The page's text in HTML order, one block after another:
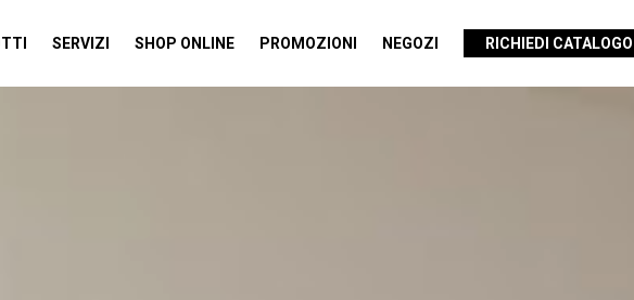
SERVIZI SHOP ONLINE PROMOZIONI NEGOZI RICHIEDI CATALOGO